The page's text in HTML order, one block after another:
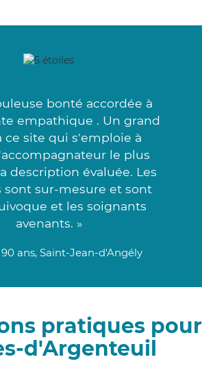
bonté accordée à
empathique . Un grand
ce site qui s'emploie à
le plus
description évaluée. Les
sont sur-mesure et sont
et les soignants
avenants. »
90 ans, Saint-Jean-d'Angély
pratiques pour
d'Argenteuil